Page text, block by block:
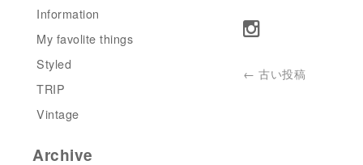
← 古い投稿
Information
My favolite things
Styled
TRIP
Vintage
Archive